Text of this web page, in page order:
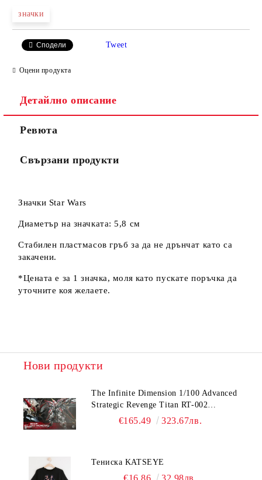
Съгласен съм с
Ние ще се свържем с вас в рамките на работния ден.
значки
Сподели Tweet
Оцени продукта
Детайлно описание
Ревюта
Свързани продукти
Значки Star Wars
Диаметър на значката: 5,8 см
Стабилен пластмасов гръб за да не дрънчат като са
закачени.
*Цената е за 1 значка, моля като пускате поръчка да
уточните коя желаете.
Нови продукти
The Infinite Dimension 1/100 Advanced
Strategic Revenge Titan RT-002
Nemesis€165.49 323.67лв.
Тениска KATSEYE
€16.86 32.98лв.